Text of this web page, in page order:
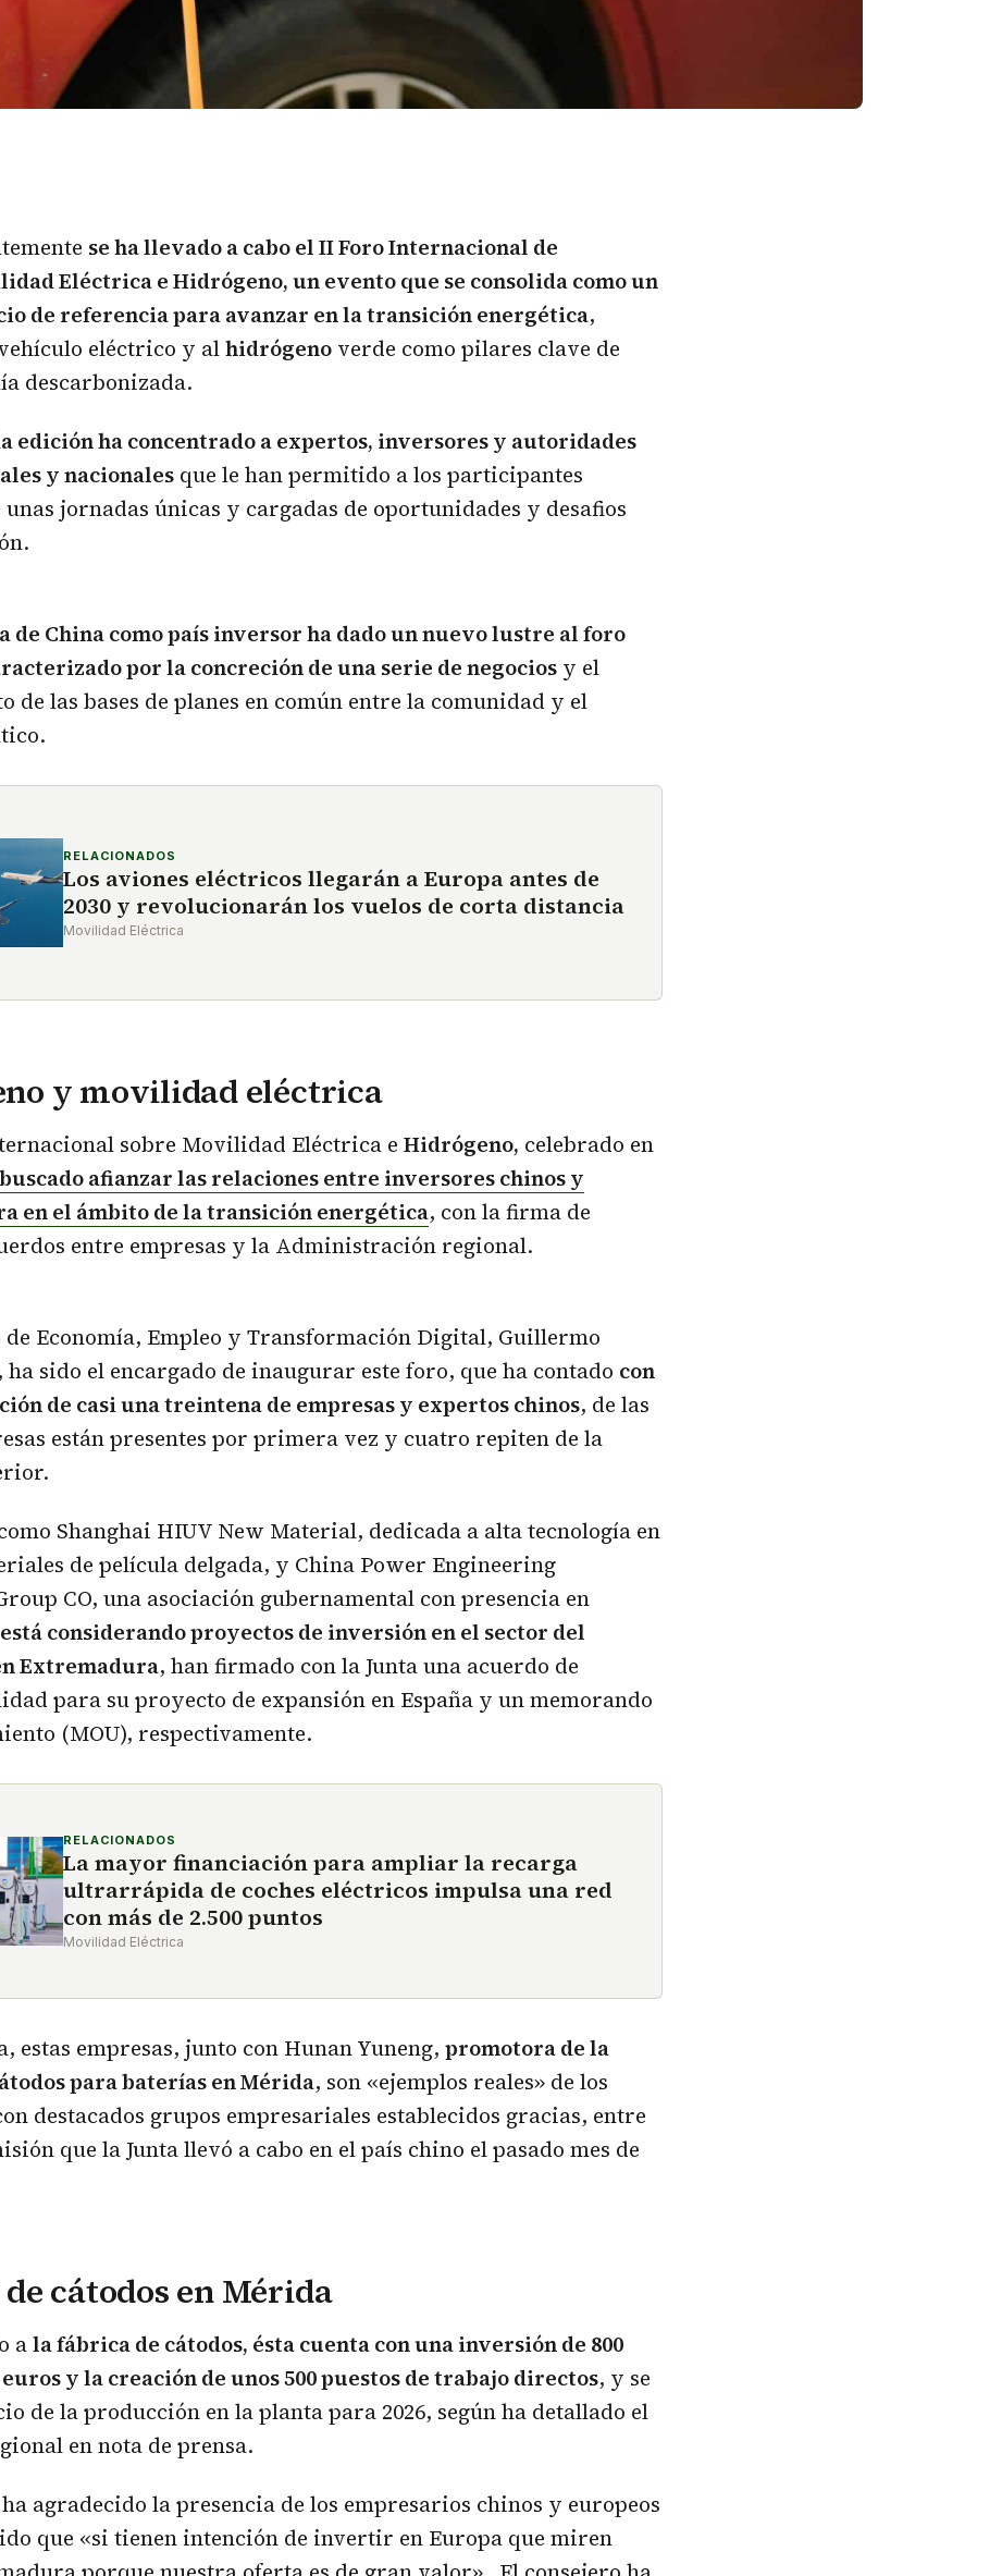
se ha llevado a cabo el II Foro Internacional de
Eléctrica e Hidrógeno, un evento que se consolida como un
de referencia para avanzar en la transición energética,
eléctrico y alhidrógeno verde como pilares clave de
descarbonizada.
edición ha concentrado a expertos, inversores y autoridades
y nacionales que le han permitido a los participantes
jornadas únicas y cargadas de oportunidades y desafios
de China como país inversor ha dado un nuevo lustre al foro
por la concreción de una serie de negocios y el
de las bases de planes en común entre la comunidad y el
RELACIONADOS
Los aviones eléctricos llegarán a Europa antes de
2030 y revolucionarán los vuelos de corta distancia
Movilidad Eléctrica
y movilidad eléctrica
sobre Movilidad Eléctrica e Hidrógeno, celebrado en
afianzar las relaciones entre inversores chinos y
en el ámbito de la transición energética, con la firma de
entre empresas y la Administración regional.
de Economía, Empleo y Transformación Digital, Guillermo
ha sido el encargado de inaugurar este foro, que ha contado con
de casi una treintena de empresas y expertos chinos, de las
están presentes por primera vez y cuatro repiten de la
Shanghai HIUV New Material, dedicada a alta tecnología en
de película delgada, y China Power Engineering
CO, una asociación gubernamental con presencia en
está considerando proyectos de inversión en el sector del
Extremadura, han firmado con la Junta una acuerdo de
para su proyecto de expansión en España y un memorando
(MOU), respectivamente.
RELACIONADOS
La mayor financiación para ampliar la recarga
ultrarrápida de coches eléctricos impulsa una red
con más de 2.500 puntos
Movilidad Eléctrica
estas empresas, junto con Hunan Yuneng, promotora de la
para baterías en Mérida, son «ejemplos reales» de los
destacados grupos empresariales establecidos gracias, entre
que la Junta llevó a cabo en el país chino el pasado mes de
cátodos en Mérida
ala fábrica de cátodos, ésta cuenta con una inversión de 800
y la creación de unos 500 puestos de trabajo directos, y se
de la producción en la planta para 2026, según ha detallado el
en nota de prensa.
agradecido la presencia de los empresarios chinos y europeos
que «si tienen intención de invertir en Europa que miren